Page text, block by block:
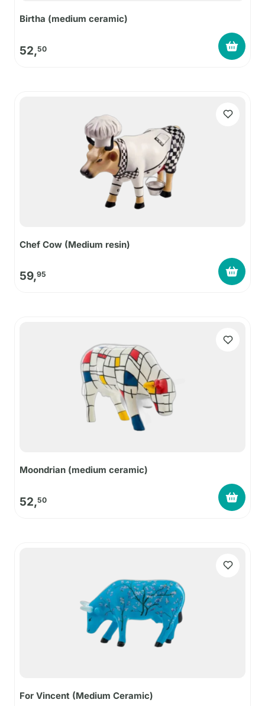
Birtha (medium ceramic)
52,50
Chef Cow (Medium resin)
59,95
Moondrian (medium ceramic)
52,50
For Vincent (Medium Ceramic)